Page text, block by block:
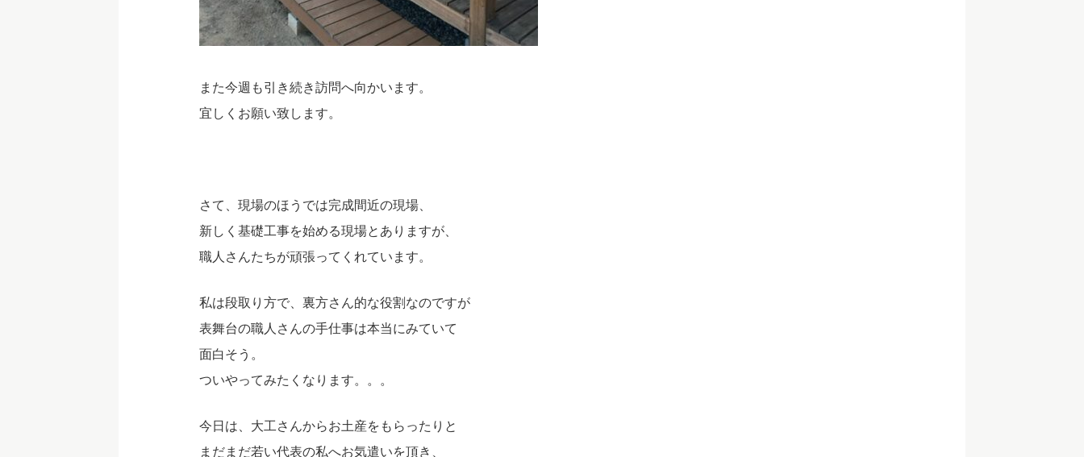
また今週も引き続き訪問へ向かいます。
宜しくお願い致します。
さて、現場のほうでは完成間近の現場、
新しく基礎工事を始める現場とありますが、
職人さんたちが頑張ってくれています。
私は段取り方で、裏方さん的な役割なのですが
表舞台の職人さんの手仕事は本当にみていて
面白そう。
ついやってみたくなります。。。
今日は、大工さんからお土産をもらったりと
まだまだ若い代表の私へお気遣いを頂き、